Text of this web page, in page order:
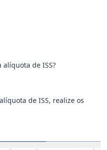
de ISS?
de ISS, realize os